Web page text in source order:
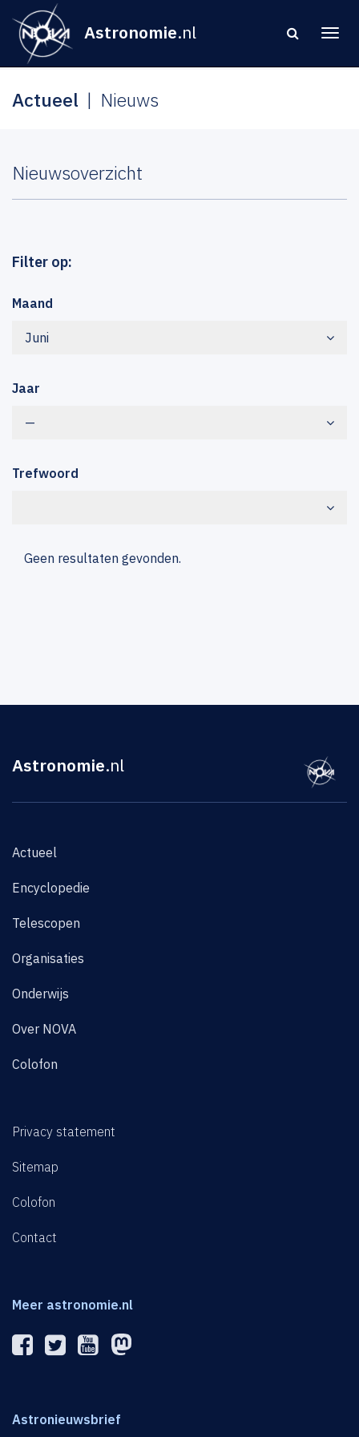
Astronomie.nl
Actueel Nieuws
Nieuwsoverzicht
Filter op:
Maand
Juni
Jaar
—
Trefwoord
Geen resultaten gevonden.
Astronomie.nl
Actueel
Encyclopedie
Telescopen
Organisaties
Onderwijs
Over NOVA
Colofon
Privacy statement
Sitemap
Colofon
Contact
Meer astronomie.nl
Astronieuwsbrief